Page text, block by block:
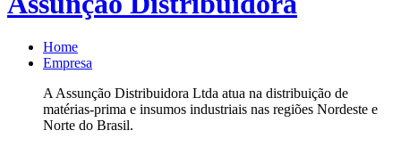
Home
Empresa
A Assunção Distribuidora Ltda atua na distribuição de
matérias-prima e insumos industriais nas regiões Nordeste e
Norte do Brasil.